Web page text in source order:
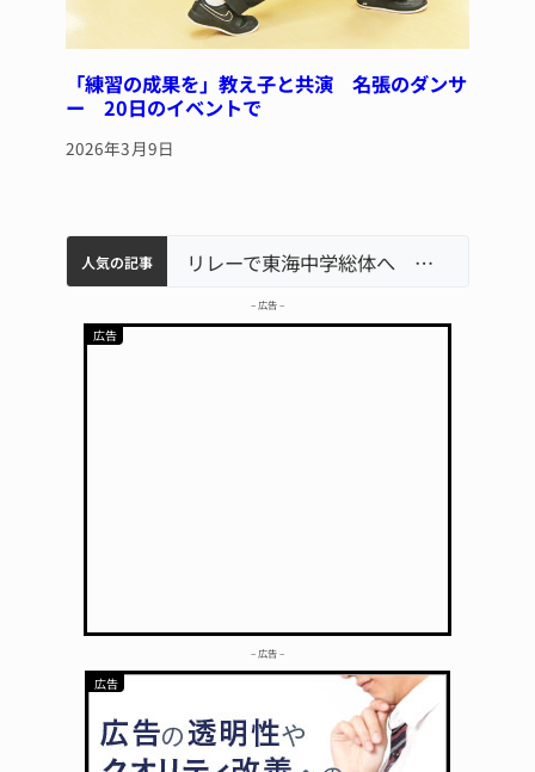
「練習の成果を」教え子と共演 名張のダンサ
ー 20日のイベントで
2026年3月9日
人気の記事
中学校の陶壁モニュメント 地元建設会社がボランティアで清掃 伊賀名張市立病院のDMAT、熊本地震の被災地へ 能登以来3回目の派遣
【インターハイ⑨】ソフトテニス ミス減らし上位狙う 近大高専 リレーで東海中学総体へ 伊賀・名張
– 広告 –
– 広告 –